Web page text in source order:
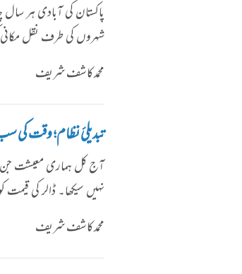
پاکستان کی آبادی ہر
شہروں کی طرف نقل
محمد کاشف شریف
تبدیلیٔ نظام؛ وقت
آج کل ہماری معیشت جن
نہیں سیکھا۔ ڈالر کی
محمد کاشف شریف